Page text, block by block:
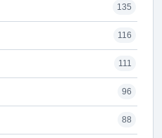
135
116
111
96
88